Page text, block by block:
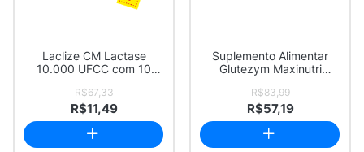
Laclize CM Lactase
10.000 UFCC com 10
R$67,33
R$11,49
Suplemento Alimentar
Glutezym Maxinutri
R$83,99
R$57,19